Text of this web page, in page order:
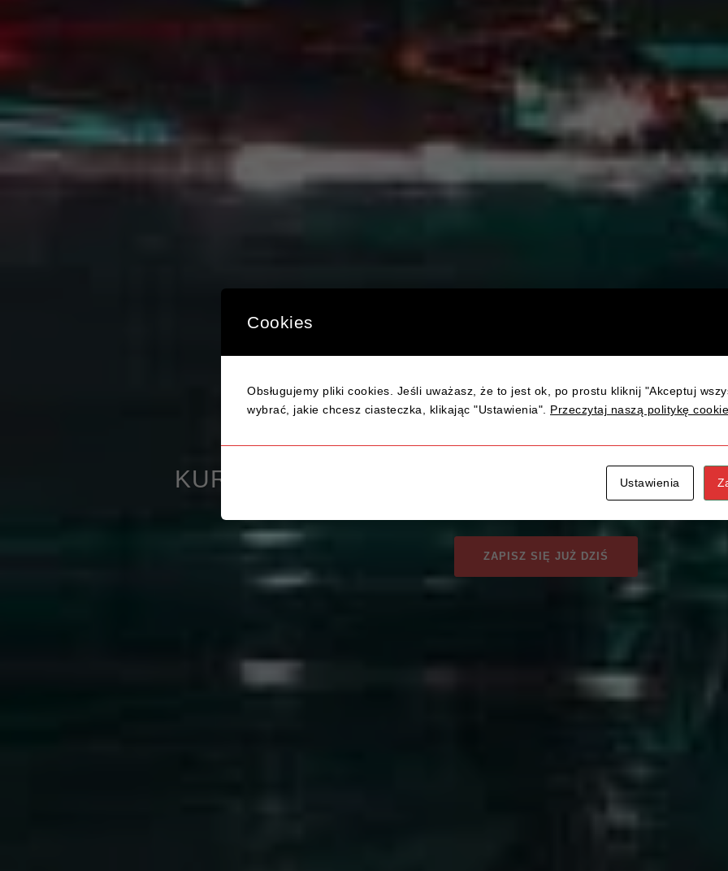
TWÓJ SUKCES TO
KURS PRAWA JAZDY KAT. B KURS PRAWA JAZDY KAT.
ZAPISZ SIĘ JUŻ DZIŚ
Cookies
Obsługujemy pliki cookies. Jeśli uważasz, że to jest ok, po prostu kliknij "Akceptuj
wybrać, jakie chcesz ciasteczka, klikając "Ustawienia". Przeczytaj naszą politykę cookie
Ustawienia